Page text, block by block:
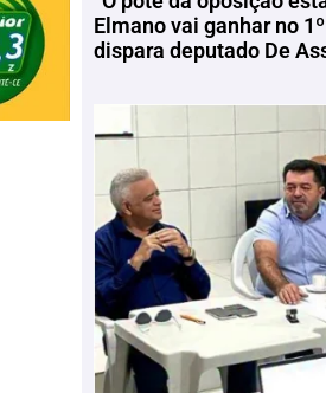
Elmano vai ganhar no
dispara deputado De